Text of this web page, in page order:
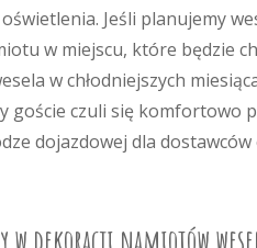
Jeśli planujemy
w miejscu, które będzie
w chłodniejszych
goście czuli się komfortowo
dojazdowej dla